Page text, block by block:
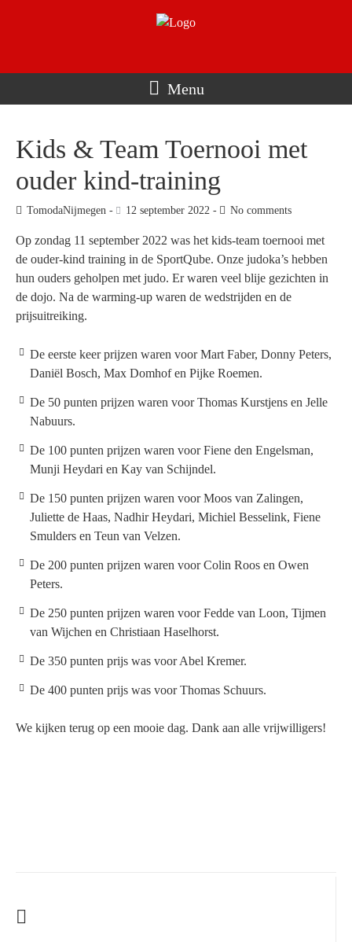
Menu
Kids & Team Toernooi met
ouder kind-training
TomodaNijmegen 12 september 2022 No comments
Op zondag 11 september 2022 was het kids-team toernooi met
de ouder-kind training in de SportQube. Onze judoka’s hebben
hun ouders geholpen met judo. Er waren veel blije gezichten in
de dojo. Na de warming-up waren de wedstrijden en de
prijsuitreiking.
De eerste keer prijzen waren voor Mart Faber, Donny Peters,
Daniël Bosch, Max Domhof en Pijke Roemen.
De 50 punten prijzen waren voor Thomas Kurstjens en Jelle
Nabuurs.
De 100 punten prijzen waren voor Fiene den Engelsman,
Munji Heydari en Kay van Schijndel.
De 150 punten prijzen waren voor Moos van Zalingen,
Juliette de Haas, Nadhir Heydari, Michiel Besselink, Fiene
Smulders en Teun van Velzen.
De 200 punten prijzen waren voor Colin Roos en Owen
Peters.
De 250 punten prijzen waren voor Fedde van Loon, Tijmen
van Wijchen en Christiaan Haselhorst.
De 350 punten prijs was voor Abel Kremer.
De 400 punten prijs was voor Thomas Schuurs.
We kijken terug op een mooie dag. Dank aan alle vrijwilligers!